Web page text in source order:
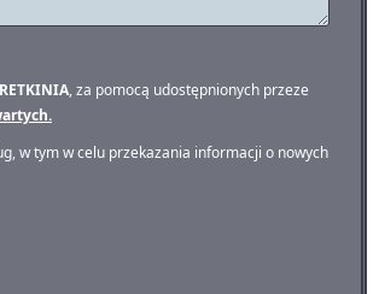
, za pomocą udostępnionych przeze
w tym w celu przekazania informacji o nowych